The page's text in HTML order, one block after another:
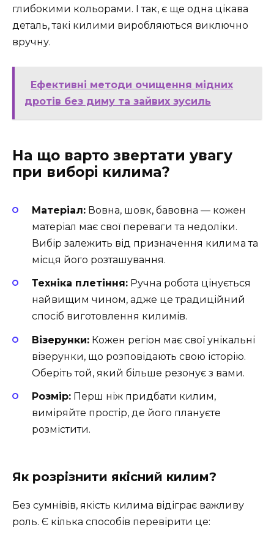
глибокими кольорами. І так, є ще одна цікава
деталь, такі килими виробляються виключно
вручну.
Ефективні методи очищення мідних
дротів без диму та зайвих зусиль
На що варто звертати увагу
при виборі килима?
Матеріал: Вовна, шовк, бавовна — кожен
матеріал має свої переваги та недоліки.
Вибір залежить від призначення килима та
місця його розташування.
Техніка плетіння: Ручна робота цінується
найвищим чином, адже це традиційний
спосіб виготовлення килимів.
Візерунки: Кожен регіон має свої унікальні
візерунки, що розповідають свою історію.
Оберіть той, який більше резонує з вами.
Розмір: Перш ніж придбати килим,
виміряйте простір, де його плануєте
розмістити.
Як розрізнити якісний килим?
Без сумнівів, якість килима відіграє важливу
роль. Є кілька способів перевірити це: